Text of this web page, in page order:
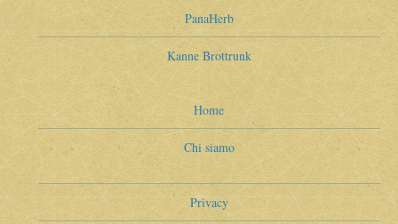
PanaHerb
Kanne Brottrunk
Home
Chi siamo
Privacy